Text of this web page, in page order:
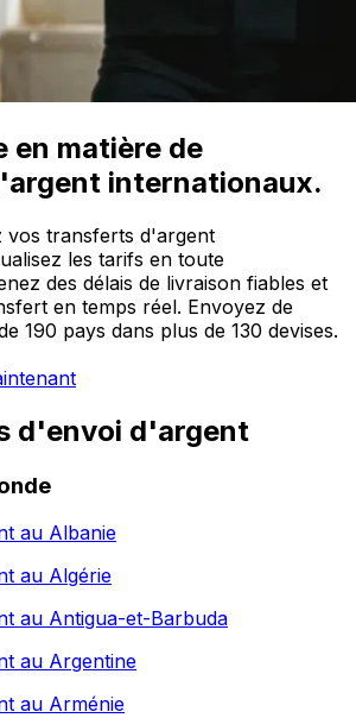
en matière de
internationaux.
vos transferts d'argent
les tarifs en toute
des délais de livraison fiables et
en temps réel. Envoyez de
190 pays dans plus de 130 devises.
d'envoi d'argent
au Albanie
au Algérie
au Antigua-et-Barbuda
au Argentine
au Arménie